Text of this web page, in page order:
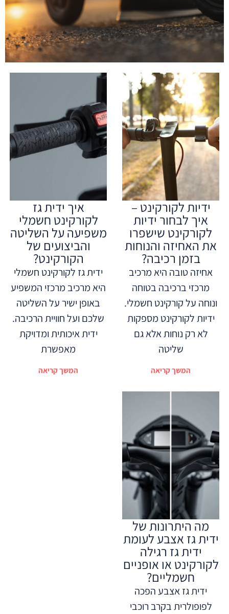
ידיות לקורקינט –
איך לבחור ידיות
לקורקינט שישפרו
את האחיזה והנוחות
בזמן רכיבה?
אחיזה טובה היא מרכיב
מרכזי ברכיבה בטוחה
ונוחה על קורקינט חשמלי.
ידיות לקורקינט מספקות
לא רק נוחות אלא גם
שליטה
המשך קריאה
איך ידית גז
לקורקינט חשמלי
משפיעה על השליטה
והביצועים של
הקורקינט?
ידית גז לקורקינט חשמלי
היא מרכיב מרכזי המשפיע
באופן ישיר על השליטה
שלכם ועל חוויית הרכיבה.
ידית איכותית ומדויקת
מאפשרת
המשך קריאה
מה היתרונות של
ידית גז אצבע לעומת
ידית גז רגילה
לקורקינט או אופניים
חשמליים?
ידית גז אצבע הפכה
לפופולרית בקרב רוכבי